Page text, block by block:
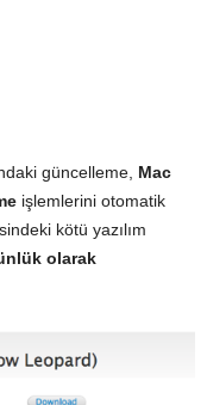
güncelleme, Mac
işlemlerini otomatik
kötü yazılım
olarak